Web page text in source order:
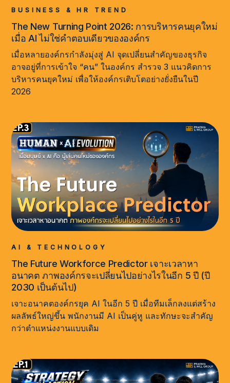
BUSINESS & HR TREND
The New Turning Point 2026: การบริหารคนยุคใหม่
เมื่อ AI ไม่ใช่คำตอบเดียวขององค์กร
เมื่อหลายองค์กรกำลังมุ่งสู่ AI จุดเปลี่ยนสำคัญของธุรกิจ
อาจอยู่ที่การเข้าใจ “คน” ในองค์กร สำรวจ 3 แนวคิดการ
บริหารคนยุคใหม่ เพื่อให้องค์กรเติบโตอย่างยั่งยืนในปี
2026
AI & TECHNOLOGY
The Future Workforce Predictor เจาะเวลาหา
อนาคต ภาพองค์กรจะเปลี่ยนไปอย่างไรในอีก 5 ปี (ปี
2030 เป็นต้นไป)
เจาะอนาคตองค์กรยุค AI ในอีก 5 ปี เมื่อทีมเล็กลงแต่สร้าง
ผลลัพธ์ใหญ่ขึ้น พนักงานมี AI เป็นคู่หู และทักษะจะสำคัญ
กว่าตำแหน่งงานแบบเดิม